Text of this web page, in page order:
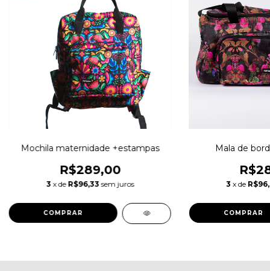
Mochila maternidade +estampas
R$289,00
3 x de R$96,33 sem juros
COMPRAR
Mala de
3 x de
COMPRAR